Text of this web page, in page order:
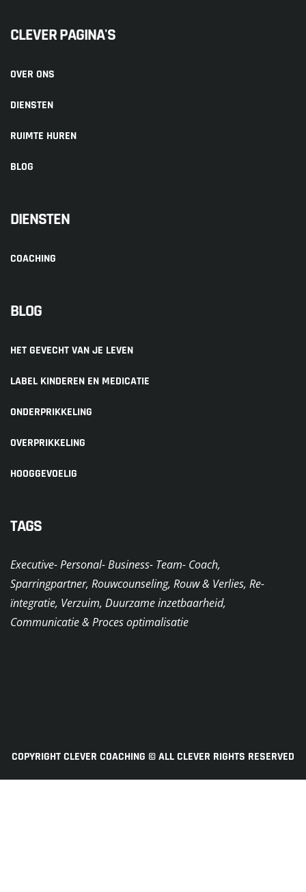
CLEVER PAGINA'S
OVER ONS
DIENSTEN
RUIMTE HUREN
BLOG
DIENSTEN
COACHING
BLOG
HET GEVECHT VAN JE LEVEN
LABEL KINDEREN EN MEDICATIE
ONDERPRIKKELING
OVERPRIKKELING
HOOGGEVOELIG
TAGS
Executive- Personal- Business- Team- Coach,
Sparringpartner, Rouwcounseling, Rouw & Verlies, Re-
ïntegratie, Verzuim, Duurzame inzetbaarheid,
Communicatie & Proces optimalisatie
COPYRIGHT CLEVER COACHING © ALL CLEVER RIGHTS RESERVED